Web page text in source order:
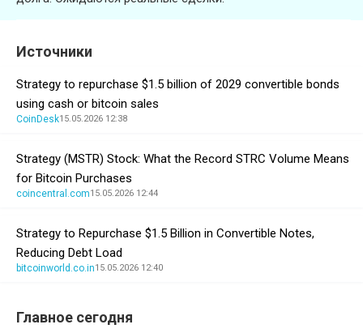
Источники
Strategy to repurchase $1.5 billion of 2029 convertible bonds
using cash or bitcoin sales
CoinDesk15.05.2026 12:38
Strategy (MSTR) Stock: What the Record STRC Volume Means
for Bitcoin Purchases
coincentral.com15.05.2026 12:44
Strategy to Repurchase $1.5 Billion in Convertible Notes,
Reducing Debt Load
bitcoinworld.co.in15.05.2026 12:40
Главное сегодня